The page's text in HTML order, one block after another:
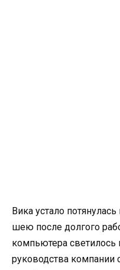
Вика устало
шею после долгого
компьютера светилось
руководства компании